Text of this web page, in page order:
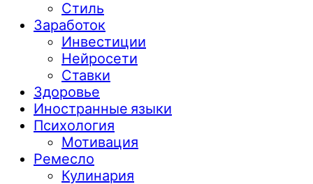
Стиль
Заработок
Инвестиции
Нейросети
Ставки
Здоровье
Иностранные языки
Психология
Мотивация
Ремесло
Кулинария